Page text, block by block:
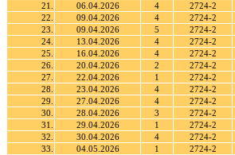
21.
06.04.2026 4 2724-2
22.
09.04.2026 4 2724-2
23.
09.04.2026 5 2724-2
24.
13.04.2026 4 2724-2
25.
16.04.2026 4 2724-2
26.
20.04.2026 2 2724-2
27.
22.04.2026 1 2724-2
28.
23.04.2026 4 2724-2
29.
27.04.2026 4 2724-2
30.
28.04.2026 3 2724-2
31.
29.04.2026 1 2724-2
32.
30.04.2026 4 2724-2
33.
04.05.2026 1 2724-2